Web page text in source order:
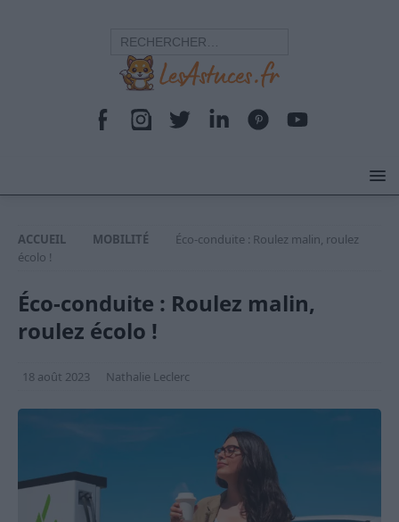
ACCUEIL MOBILITÉ
Éco-conduite : Roulez malin, roulez
écolo !
Éco-conduite : Roulez malin,
roulez écolo !
18 août 2023 Nathalie Leclerc